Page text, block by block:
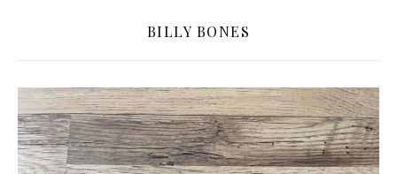
BILLY BONES